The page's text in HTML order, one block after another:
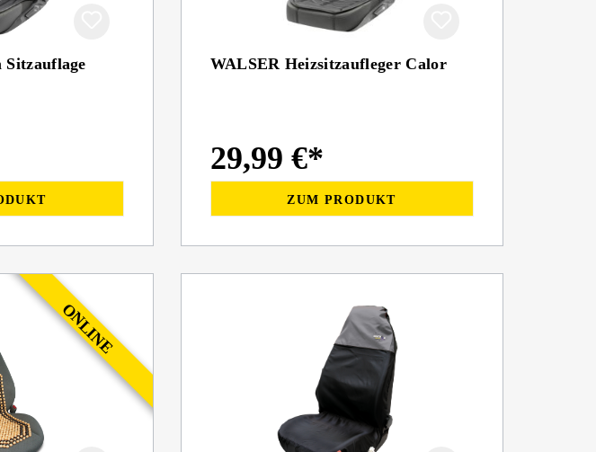
WALSER Heizsitzaufleger Calor
29,99 €*
ZUM PRODUKT